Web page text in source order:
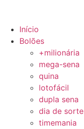
Início
Bolões
+milionária
mega-sena
quina
lotofácil
dupla sena
dia de sorte
timemania